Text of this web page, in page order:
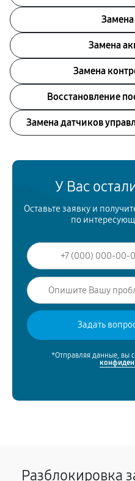
Замена
Замена
Восстановление
Замена датчиков
У Вас
Оставьте заявку и
по
*Отправляя данные, вы
Разблокировка